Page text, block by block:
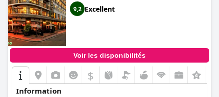
9,2 Excellent
Voir les disponibilités
$
Information